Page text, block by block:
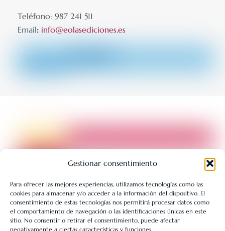
Gestionar consentimiento
Para ofrecer las mejores experiencias, utilizamos tecnologías como las
cookies para almacenar y/o acceder a la información del dispositivo. El
consentimiento de estas tecnologías nos permitirá procesar datos como
el comportamiento de navegación o las identificaciones únicas en este
sitio. No consentir o retirar el consentimiento, puede afectar
negativamente a ciertas características y funciones.
Teléfono: 987 241 511
Email: info@eolasediciones.es
LIBRERÍA UNIVERSITARIA LEÓN 1980 SLL ha sido beneficiaria
de Fondos Europeos, cuyo objetivo es la mejora de la
competitividad de las PYMES, y gracias al cual ha puesto en